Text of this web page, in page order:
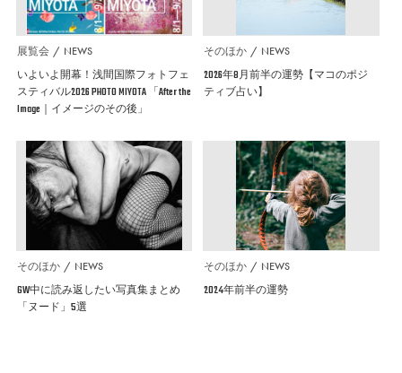
展覧会 NEWS
いよいよ開幕！浅間国際フォトフェ
スティバル2026 PHOTO MIYOTA 「After the
Image｜イメージのその後」
そのほか NEWS
2026年8月前半の運勢【マコのポジ
ティブ占い】
そのほか NEWS
GW中に読み返したい写真集まとめ
「ヌード」5選
そのほか NEWS
2024年前半の運勢